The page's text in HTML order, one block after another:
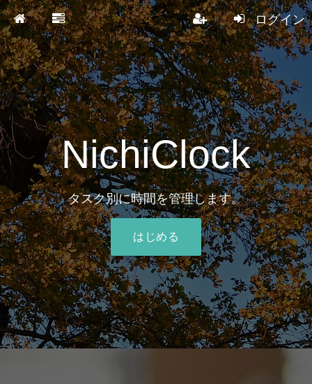
ログイン
NichiClock
タスク別に時間を管理します。
はじめる